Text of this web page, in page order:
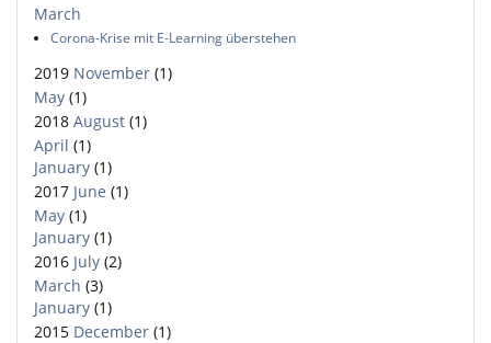
March
Corona-Krise mit E-Learning überstehen
2019 November (1)
May (1)
2018 August (1)
April (1)
January (1)
2017 June (1)
May (1)
January (1)
2016 July (2)
March (3)
January (1)
2015 December (1)